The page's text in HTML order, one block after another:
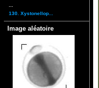
130. Xystonellop...
Image aléatoire